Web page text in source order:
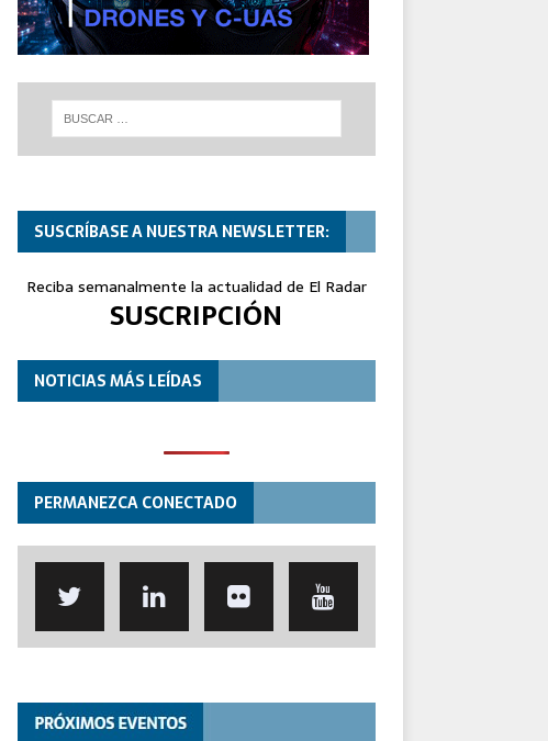
SUSCRÍBASE A NUESTRA NEWSLETTER:
Reciba semanalmente la actualidad de El Radar
SUSCRIPCIÓN
NOTICIAS MÁS LEÍDAS
PERMANEZCA CONECTADO